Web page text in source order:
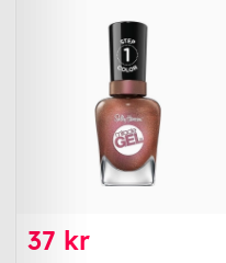
37 kr